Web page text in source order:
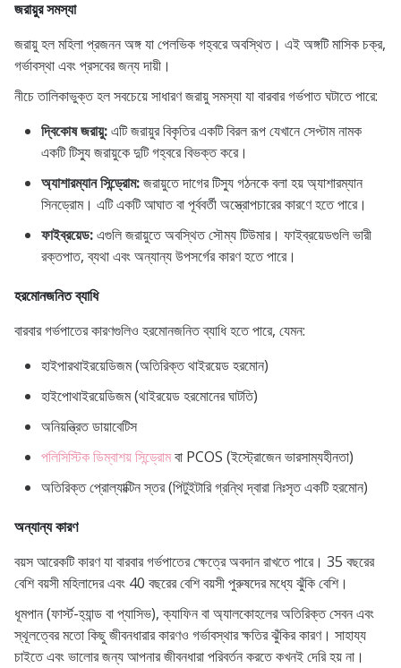
জরায়ুর সমস্যা
জরায়ু হল মহিলা প্রজনন অঙ্গ যা পেলভিক গহ্বরে অবস্থিত। এই অঙ্গটি মাসিক চক্র,
গর্ভাবস্থা এবং প্রসবের জন্য দায়ী।
নীচে তালিকাভুক্ত হল সবচেয়ে সাধারণ জরায়ু সমস্যা যা বারবার গর্ভপাত ঘটাতে পারে:
দ্বিকোষ জরায়ু:এটি জরায়ুর বিকৃতির একটি বিরল রূপ যেখানে সেপ্টাম নামক
একটি টিস্যু জরায়ুকে দুটি গহ্বরে বিভক্ত করে।
অ্যাশারম্যান সিন্ড্রোম:জরায়ুতে দাগের টিস্যু গঠনকে বলা হয় অ্যাশারম্যান
সিনড্রোম। এটি একটি আঘাত বা পূর্ববর্তী অস্ত্রোপচারের কারণে হতে পারে।
ফাইব্রয়েড:এগুলি জরায়ুতে অবস্থিত সৌম্য টিউমার। ফাইব্রয়েডগুলি ভারী
রক্তপাত, ব্যথা এবং অন্যান্য উপসর্গের কারণ হতে পারে।
হরমোনজনিত ব্যাধি
বারবার গর্ভপাতের কারণগুলিও হরমোনজনিত ব্যাধি হতে পারে, যেমন:
হাইপারথাইরয়েডিজম (অতিরিক্ত থাইরয়েড হরমোন)
হাইপোথাইরয়েডিজম (থাইরয়েড হরমোনের ঘাটতি)
অনিয়ন্ত্রিত ডায়াবেটিস
পলিসিস্টিক ডিম্বাশয় সিন্ড্রোমবা PCOS (ইস্ট্রোজেন ভারসাম্যহীনতা)
অতিরিক্ত প্রোল্যাক্টিন স্তর (পিটুইটারি গ্রন্থি দ্বারা নিঃসৃত একটি হরমোন)
অন্যান্য কারণ
বয়স আরেকটি কারণ যা বারবার গর্ভপাতের ক্ষেত্রে অবদান রাখতে পারে। 35 বছরের
বেশি বয়সী মহিলাদের এবং 40 বছরের বেশি বয়সী পুরুষদের মধ্যে ঝুঁকি বেশি।
ধূমপান (ফার্স্ট-হ্যান্ড বা প্যাসিভ), ক্যাফিন বা অ্যালকোহলের অতিরিক্ত সেবন এবং
স্থূলত্বের মতো কিছু জীবনধারার কারণও গর্ভাবস্থার ক্ষতির ঝুঁকির কারণ। সাহায্য
চাইতে এবং ভালোর জন্য আপনার জীবনধারা পরিবর্তন করতে কখনই দেরি হয় না।